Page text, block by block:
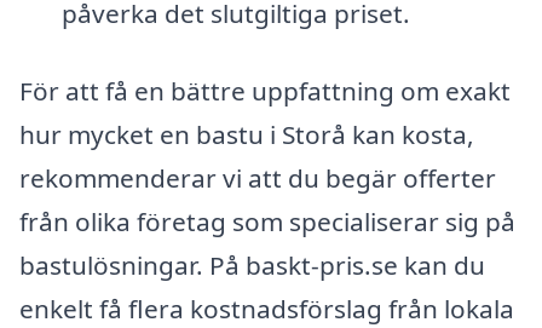
påverka det slutgiltiga priset.
För att få en bättre uppfattning om exakt
hur mycket en bastu i Storå kan kosta,
rekommenderar vi att du begär offerter
från olika företag som specialiserar sig på
bastulösningar. På baskt-pris.se kan du
enkelt få flera kostnadsförslag från lokala